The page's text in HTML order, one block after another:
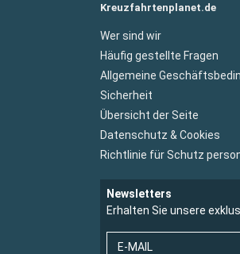
Kreuzfahrtenplanet.de
Wer sind wir
Häufig gestellte Fragen
Allgemeine
Sicherheit
Übersicht der Seite
Datenschutz & Cookies
Richtlinie für Schutz
Newsletters
Erhalten Sie unsere
E-MAIL